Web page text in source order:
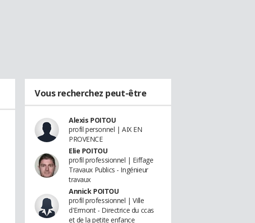
Vous recherchez peut-être
Alexis POITOU
profil personnel | AIX EN
PROVENCE
Elie POITOU
profil professionnel | Eiffage
Travaux Publics - Ingénieur
travaux
Annick POITOU
profil professionnel | Ville
d'Ermont - Directrice du ccas
et de la petite enfance